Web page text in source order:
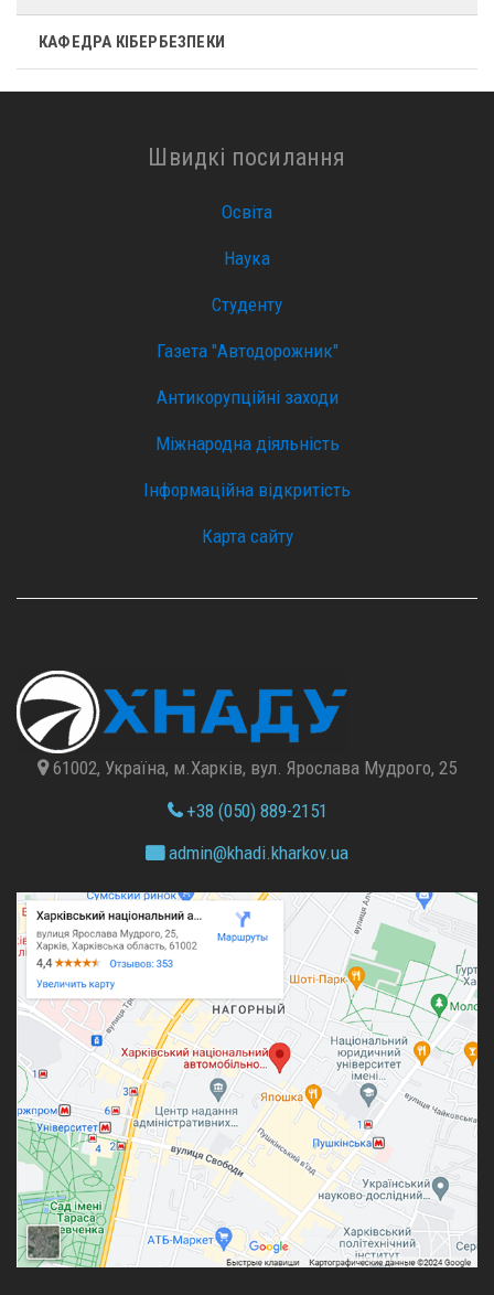
КАФЕДРА КІБЕРБЕЗПЕКИ
Швидкі посилання
Освіта
Наука
Студенту
Газета "Автодорожник"
Антикорупційні заходи
Міжнародна діяльність
Інформаційна відкритість
Карта сайту
61002, Україна, м.Харків, вул. Ярослава Мудрого, 25
+38 (050) 889-2151
admin@khadi.kharkov.ua